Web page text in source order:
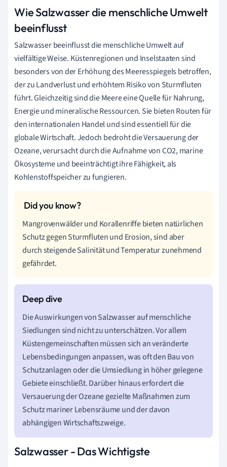
Wie Salzwasser die menschliche Umwelt
beeinflusst
Salzwasser beeinflusst die menschliche Umwelt auf
vielfältige Weise. Küstenregionen und Inselstaaten sind
besonders von der Erhöhung des Meeresspiegels betroffen,
der zu Landverlust und erhöhtem Risiko von Sturmfluten
führt. Gleichzeitig sind die Meere eine Quelle für Nahrung,
Energie und mineralische Ressourcen. Sie bieten Routen für
den internationalen Handel und sind essentiell für die
globale Wirtschaft. Jedoch bedroht die Versauerung der
Ozeane, verursacht durch die Aufnahme von CO2, marine
Ökosysteme und beeinträchtigt ihre Fähigkeit, als
Kohlenstoffspeicher zu fungieren.
Mangrovenwälder und Korallenriffe bieten natürlichen
Schutz gegen Sturmfluten und Erosion, sind aber
durch steigende Salinität und Temperatur zunehmend
gefährdet.
Die Auswirkungen von Salzwasser auf menschliche
Siedlungen sind nicht zu unterschätzen. Vor allem
Küstengemeinschaften müssen sich an veränderte
Lebensbedingungen anpassen, was oft den Bau von
Schutzanlagen oder die Umsiedlung in höher gelegene
Gebiete einschließt. Darüber hinaus erfordert die
Versauerung der Ozeane gezielte Maßnahmen zum
Schutz mariner Lebensräume und der davon
abhängigen Wirtschaftszweige.
Salzwasser - Das Wichtigste